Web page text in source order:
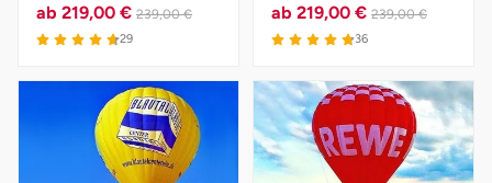
ab 219,00 € 239,00 €
4.7 von 5
29
ab 219,00 € 239,00 €
4.8 von 5
36